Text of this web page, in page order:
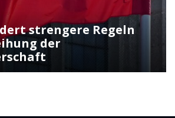
strengere Regeln
der